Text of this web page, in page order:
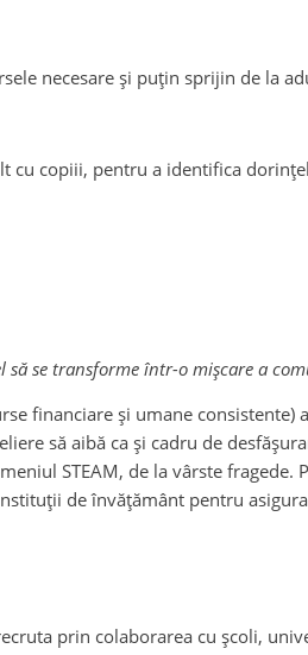
necesare și puțin sprijin de la
cu copiii, pentru a identifica
se transforme într-o mișcare a
financiare și umane consistente)
să aibă ca și cadru de
STEAM, de la vârste fragede.
de învățământ pentru
prin colaborarea cu școli,